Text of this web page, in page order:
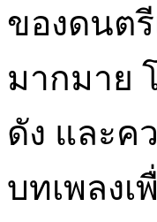
ของดนต
มากมาย
ดัง และค
บทเพลง